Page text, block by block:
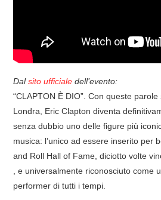
Dalsito ufficiale dell’evento:
“CLAPTON È DIO”. Con queste
Londra, Eric Clapton diventa
senza dubbio uno delle figure più
musica: l’unico ad essere inserito per
and Roll Hall of Fame, diciotto volte
, e universalmente riconosciuto come
performer di tutti i tempi.